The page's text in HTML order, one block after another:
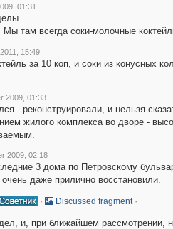
01:31
там всегда соки-молочные
15:49
за 10 коп, и соки из конусных
2009, 01:33
- реконструировали, и нельзя
жилого комплекса во дворе -
2009, 02:18
3 дома по Петровскому
очень даже прилично восстановили.
· Discussed fragment ·
и, при ближайшем рассмотрении,